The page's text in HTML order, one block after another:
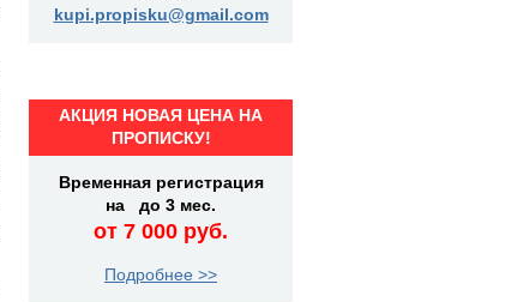
kupi.propisku@gmail.com
АКЦИЯ НОВАЯ ЦЕНА НА
ПРОПИСКУ!
Временная регистрация
на до 3 мес.
от 7 000 руб.
Подробнее >>